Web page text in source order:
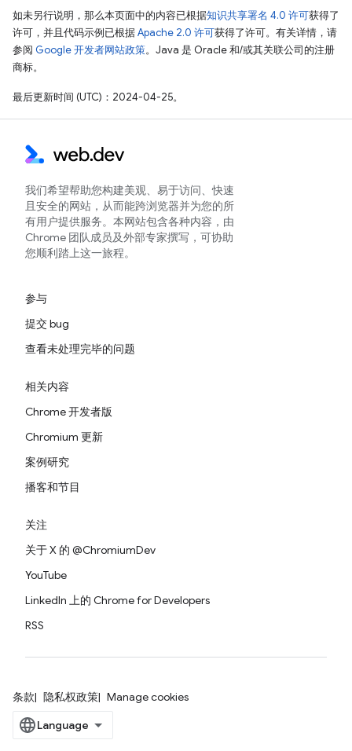
如未另行说明，那么本页面中的内容已根据知识共享署名 4.0 许可获得了
许可，并且代码示例已根据Apache 2.0 许可获得了许可。有关详情，请
参阅 Google 开发者网站政策。Java 是 Oracle 和/或其关联公司的注册
商标。
最后更新时间 (UTC)：2024-04-25。
我们希望帮助您构建美观、易于访问、快速
且安全的网站，从而能跨浏览器并为您的所
有用户提供服务。本网站包含各种内容，由
Chrome 团队成员及外部专家撰写，可协助
您顺利踏上这一旅程。
参与
提交 bug
查看未处理完毕的问题
相关内容
Chrome 开发者版
Chromium 更新
案例研究
播客和节目
关注
关于 X 的 @ChromiumDev
YouTube
LinkedIn 上的 Chrome for Developers
RSS
条款 隐私权政策 Manage cookies